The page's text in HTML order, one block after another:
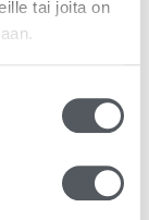
tai joita on